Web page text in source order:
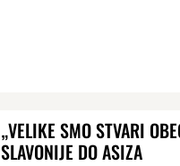
„VELIKE SMO STVARI
SLAVONIJE DO ASIZA